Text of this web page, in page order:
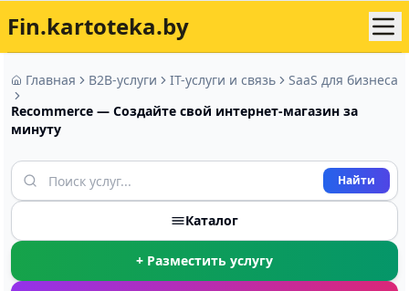
Fin.kartoteka.by
Главная B2B-услуги IT-услуги и связь
SaaS для бизнеса
Recommerce — Создайте свой интернет-магазин за
минуту
Найти
Каталог
+ Разместить услугу